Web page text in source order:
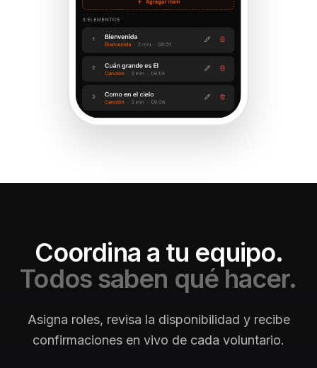
Coordina a tu equipo.
Todos saben qué hacer.
Asigna roles, revisa la disponibilidad y recibe
confirmaciones en vivo de cada voluntario.